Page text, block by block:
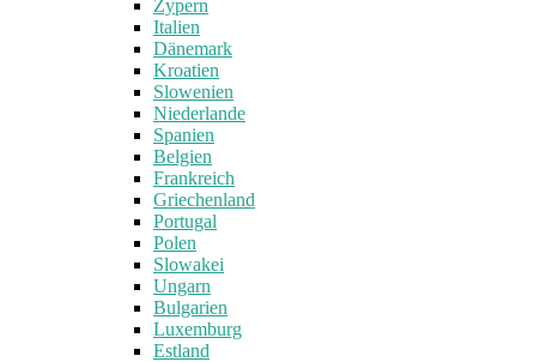
Zypern
Italien
Dänemark
Kroatien
Slowenien
Niederlande
Spanien
Belgien
Frankreich
Griechenland
Portugal
Polen
Slowakei
Ungarn
Bulgarien
Luxemburg
Estland